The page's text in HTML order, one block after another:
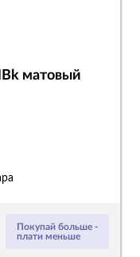
Покупай больше -
плати меньше
матовый